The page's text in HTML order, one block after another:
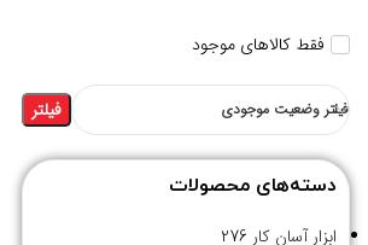
فقط کالاهای موجود
فیلتر وضعیت موجودی فیلتر
دسته‌های محصولات
ابزار آسان کار 276